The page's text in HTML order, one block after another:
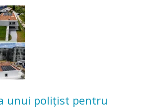
unui polițist pentru